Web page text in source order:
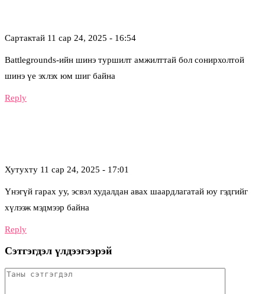
Сартактай 11 сар 24, 2025 - 16:54
Battlegrounds-ийн шинэ туршилт амжилттай бол сонирхолтой
шинэ үе эхлэх юм шиг байна
Reply
Хутухту 11 сар 24, 2025 - 17:01
Үнэгүй гарах уу, эсвэл худалдан авах шаардлагатай юу гэдгийг
хүлээж мэдмээр байна
Reply
Сэтгэгдэл үлдээгээрэй